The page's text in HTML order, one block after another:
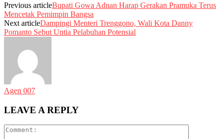
Previous articleBupati Gowa Adnan Harap Gerakan Pramuka Terus
Mencetak Pemimpin Bangsa
Next articleDampingi Menteri Trenggono, Wali Kota Danny
Pomanto Sebut Untia Pelabuhan Potensial
Agen 007
LEAVE A REPLY